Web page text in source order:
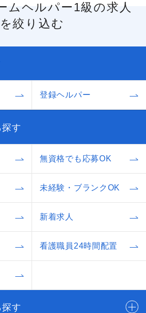
を絞り込む
登録ヘルパー
探す
無資格でも応募OK
未経験・ブランクOK
新着求人
看護職員24時間配置
探す